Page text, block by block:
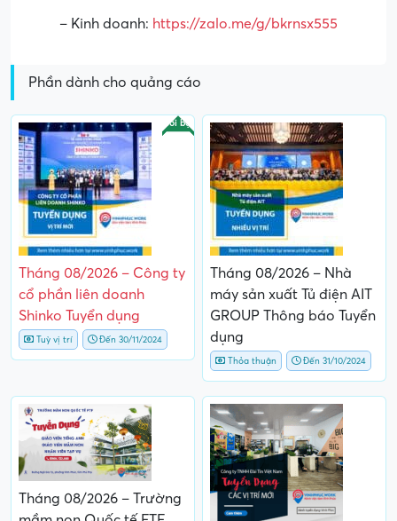
– Kinh doanh: https://zalo.me/g/bkrnsx555
Phần dành cho quảng cáo
Nổi bật
Tháng 08/2026 – Công ty
cổ phần liên doanh
Shinko Tuyển dụng
Tuỳ vị trí Đến 30/11/2024
Tháng 08/2026 – Nhà
máy sản xuất Tủ điện AIT
GROUP Thông báo Tuyển
dụng
Thỏa thuận Đến 31/10/2024
Tháng 08/2026 – Trường